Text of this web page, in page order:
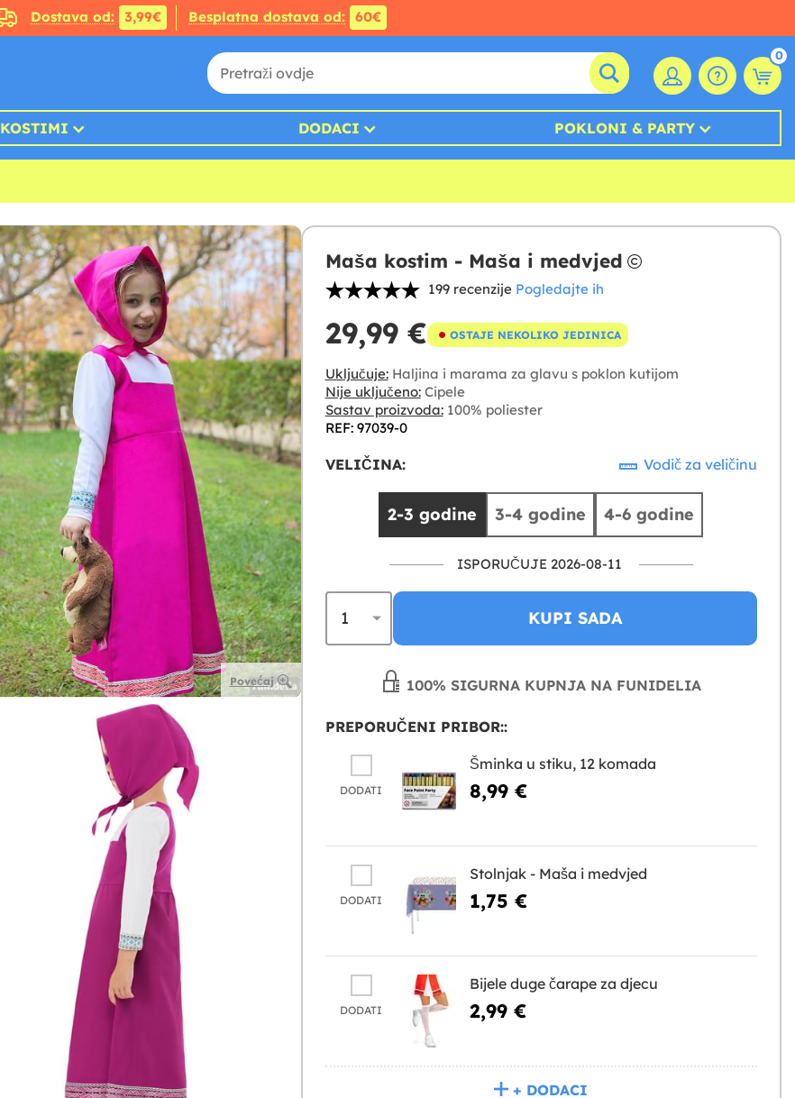
Dostava od: 3,99€ Besplatna dostava od: 60€
0
KOSTIMI DODACI POKLONI & PARTY
Povećaj
Maša kostim - Maša i medvjed
199 recenzije Pogledajte ih
29,99 € OSTAJE NEKOLIKO JEDINICA
Uključuje:Haljina i marama za glavu s poklon kutijom
Nije uključeno:Cipele
Sastav proizvoda:100% poliester
REF: 97039-0
VELIČINA: Vodič za veličinu
2-3 godine 3-4 godine 4-6 godine
ISPORUČUJE 2026-08-11
KUPI SADA
100% SIGURNA KUPNJA NA FUNIDELIA
PREPORUČENI PRIBOR::
DODATI
Šminka u stiku, 12 komada
8,99 €
DODATI
Stolnjak - Maša i medvjed
1,75 €
DODATI
Bijele duge čarape za djecu
2,99 €
+ DODACI